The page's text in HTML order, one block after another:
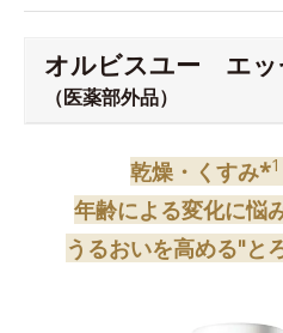
オルビスユー エッ
（医薬部外品）
乾燥・くすみ*1
年齢による変化に悩
うるおいを高める"と